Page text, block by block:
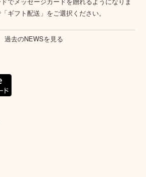
ギフト配送」をご選択ください。
過去のNEWSを見る